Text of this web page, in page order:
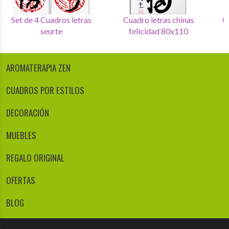
Set de 4 Cuadros letras
chinas
Set de 4 Cuadros letras
seurte
AROMATERAPIA ZEN
CUADROS POR ESTILOS
DECORACIÓN
MUEBLES
REGALO ORIGINAL
OFERTAS
BLOG